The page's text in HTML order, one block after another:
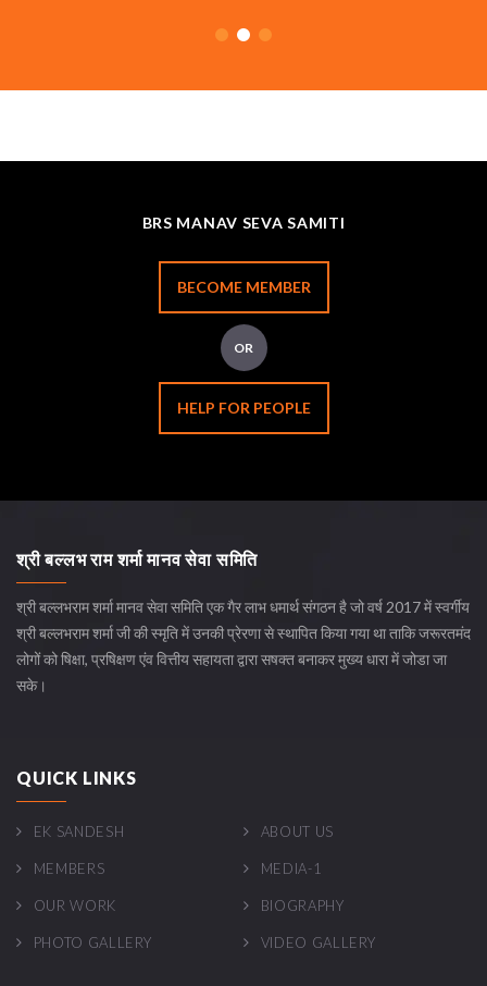
BRS MANAV SEVA SAMITI
BECOME MEMBER
OR
HELP FOR PEOPLE
श्री बल्लभ राम शर्मा मानव सेवा समिति
श्री बल्लभराम शर्मा मानव सेवा समिति एक गैर लाभ धमार्थ संगठन है जो वर्ष 2017 में स्वर्गीय
श्री बल्लभराम शर्मा जी की स्मृति में उनकी प्रेरणा से स्थापित किया गया था ताकि जरूरतमंद
लोगों को षिक्षा, प्रषिक्षण एंव वित्तीय सहायता द्वारा सषक्त बनाकर मुख्य धारा में जोडा जा
सके।
QUICK LINKS
EK SANDESH ABOUT US
MEMBERS MEDIA-1
OUR WORK BIOGRAPHY
PHOTO GALLERY VIDEO GALLERY